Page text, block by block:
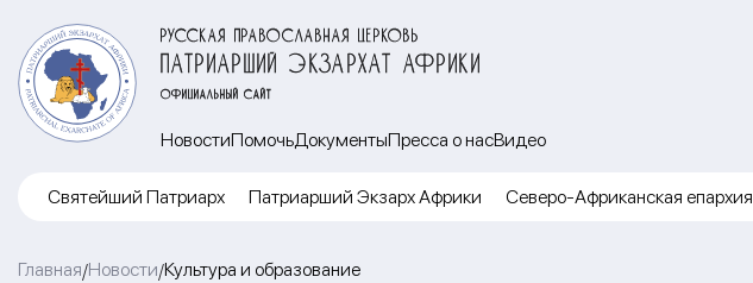
РУССКАЯ ПРАВОСЛАВНАЯ ЦЕРКОВЬ
ПАТРИАРШИЙ ЭКЗАРХАТ АФРИКИ
ОФИЦИАЛЬНЫЙ САЙТ
НовостиПомочьДокументыПресса о насВидео
Cвятейший Патриарх Патриарший Экзарх Африки Северо-Африканская епархия
Главная/Новости/Культура и образование